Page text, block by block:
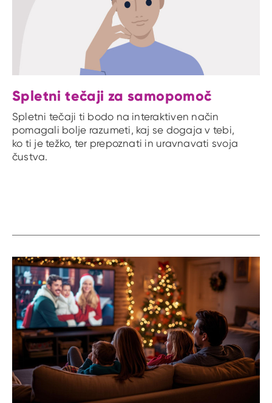
Spletni tečaji za samopomoč
Spletni tečaji ti bodo na interaktiven način
pomagali bolje razumeti, kaj se dogaja v tebi,
ko ti je težko, ter prepoznati in uravnavati svoja
čustva.